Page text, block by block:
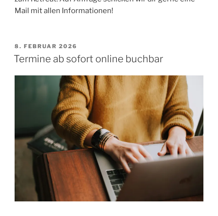
Mail mit allen Informationen!
VERÖFFENTLICHT
AM
8. FEBRUAR 2026
Termine ab sofort online buchbar